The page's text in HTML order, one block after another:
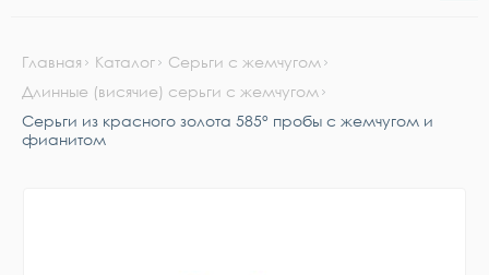
Главная Каталог
Серьги с жемчугом
Длинные (висячие) серьги с жемчугом
Серьги из красного золота 585° пробы с жемчугом и
фианитом